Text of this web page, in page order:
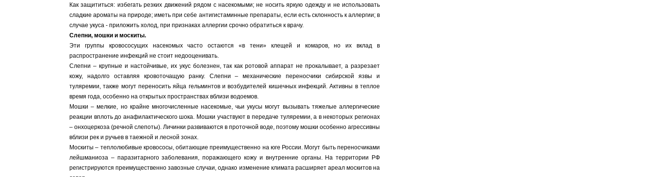
Как защититься: избегать резких движений рядом с насекомыми; не носить яркую одежду и не использовать
сладкие ароматы на природе; иметь при себе антигистаминные препараты, если есть склонность к аллергии; в
случае укуса - приложить холод, при признаках аллергии срочно обратиться к врачу.
Слепни, мошки и москиты.
Эти группы кровососущих насекомых часто остаются «в тени» клещей и комаров, но их вклад в
распространение инфекций не стоит недооценивать.
Слепни – крупные и настойчивые, их укус болезнен, так как ротовой аппарат не прокалывает, а разрезает
кожу, надолго оставляя кровоточащую ранку. Слепни – механические переносчики сибирской язвы и
туляремии, также могут переносить яйца гельминтов и возбудителей кишечных инфекций. Активны в теплое
время года, особенно на открытых пространствах вблизи водоемов.
Мошки – мелкие, но крайне многочисленные насекомые, чьи укусы могут вызывать тяжелые аллергические
реакции вплоть до анафилактического шока. Мошки участвуют в передаче туляремии, а в некоторых регионах
– онхоцеркоза (речной слепоты). Личинки развиваются в проточной воде, поэтому мошки особенно агрессивны
вблизи рек и ручьев в таежной и лесной зонах.
Москиты – теплолюбивые кровососы, обитающие преимущественно на юге России. Могут быть переносчиками
лейшманиоза – паразитарного заболевания, поражающего кожу и внутренние органы. На территории РФ
регистрируются преимущественно завозные случаи, однако изменение климата расширяет ареал москитов на